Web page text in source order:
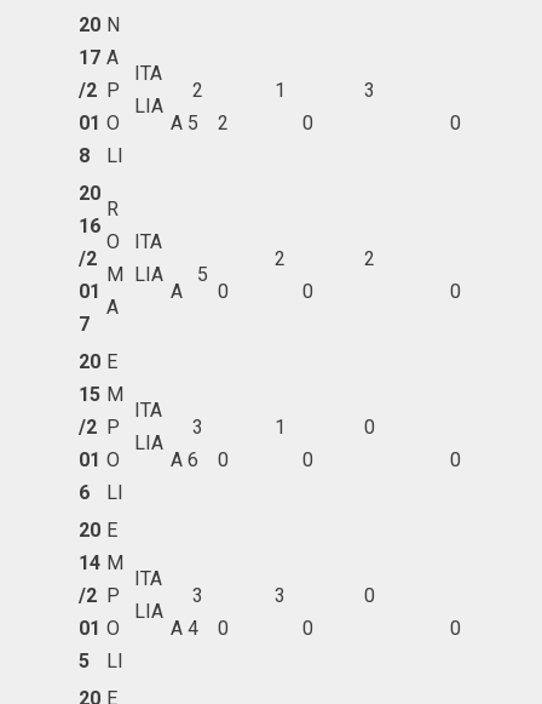
20
17
/2
01
8
N
A
P
O
LI
ITA
LIA
A
2
5
2
1
0
3
0
20
16
/2
01
7
R
O
M
A
ITA
LIA
A
5
0
2
0
2
0
20
15
/2
01
6
E
M
P
O
LI
ITA
LIA
A
3
6
0
1
0
0
0
20
14
/2
01
5
E
M
P
O
LI
ITA
LIA
A
3
4
0
3
0
0
0
20 E